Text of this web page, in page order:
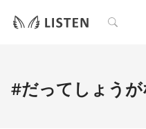
検索
#だってしょう